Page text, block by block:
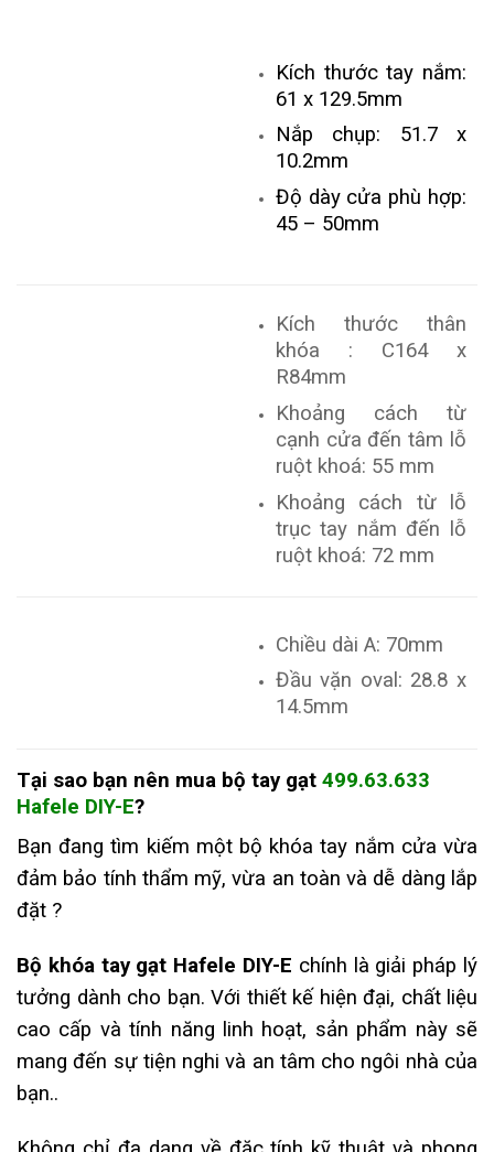
Kích thước tay nắm:
61 x 129.5mm
Nắp chụp: 51.7 x
10.2mm
Độ dày cửa phù hợp:
45 – 50mm
Kích thước thân
khóa : C164 x
R84mm
Khoảng cách từ
cạnh cửa đến tâm lỗ
ruột khoá: 55 mm
Khoảng cách từ lỗ
trục tay nắm đến lỗ
ruột khoá: 72 mm
Chiều dài A: 70mm
Đầu vặn oval: 28.8 x
14.5mm
Tại sao bạn nên mua bộ tay gạt 499.63.633
Hafele DIY-E?
Bạn đang tìm kiếm một bộ khóa tay nắm cửa vừa
đảm bảo tính thẩm mỹ, vừa an toàn và dễ dàng lắp
đặt ?
Bộ khóa tay gạt Hafele DIY-E chính là giải pháp lý
tưởng dành cho bạn. Với thiết kế hiện đại, chất liệu
cao cấp và tính năng linh hoạt, sản phẩm này sẽ
mang đến sự tiện nghi và an tâm cho ngôi nhà của
bạn..